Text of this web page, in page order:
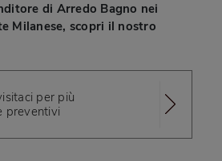
di Arredo Bagno nei
Milanese, scopri il nostro
per più
preventivi